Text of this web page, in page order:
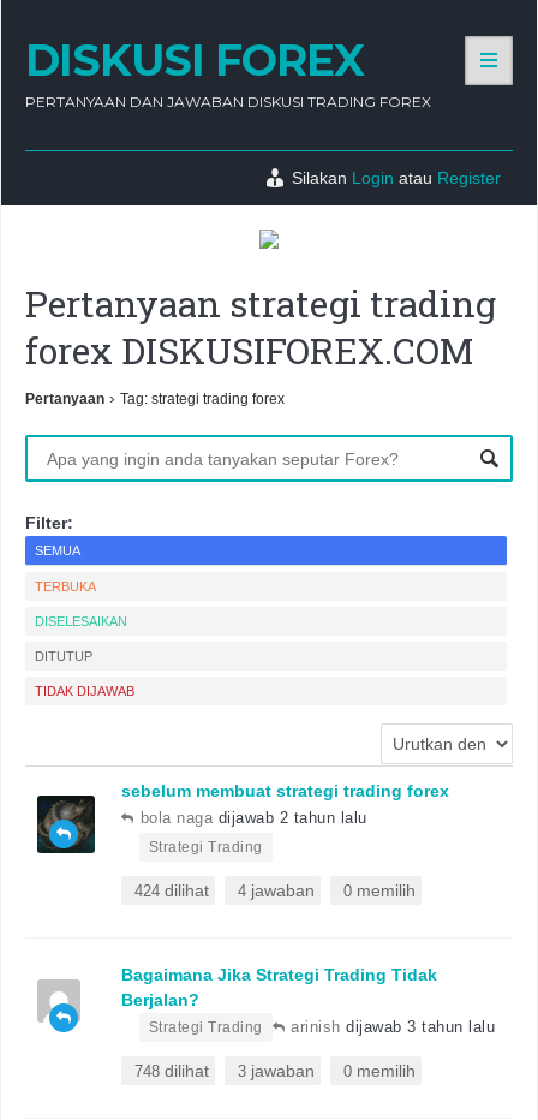
DISKUSI FOREX
PERTANYAAN DAN JAWABAN DISKUSI TRADING FOREX
Silakan Login atau Register
Pertanyaan strategi trading
forex DISKUSIFOREX.COM
Pertanyaan › Tag: strategi trading forex
Filter:
SEMUA
TERBUKA
DISELESAIKAN
DITUTUP
TIDAK DIJAWAB
sebelum membuat strategi trading forex
bola naga dijawab 2 tahun lalu
Strategi Trading
424 dilihat 4 jawaban 0 memilih
Bagaimana Jika Strategi Trading Tidak
Berjalan?
arinish dijawab 3 tahun lalu
Strategi Trading
748 dilihat 3 jawaban 0 memilih